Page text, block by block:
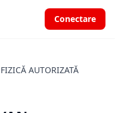
Conectare
AUTORIZATĂ